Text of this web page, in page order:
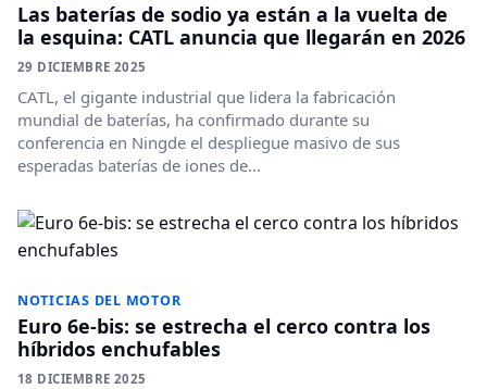
Las baterías de sodio ya están a la vuelta de
la esquina: CATL anuncia que llegarán en 2026
29 DICIEMBRE 2025
CATL, el gigante industrial que lidera la fabricación
mundial de baterías, ha confirmado durante su
conferencia en Ningde el despliegue masivo de sus
esperadas baterías de iones de...
NOTICIAS DEL MOTOR
Euro 6e-bis: se estrecha el cerco contra los
híbridos enchufables
18 DICIEMBRE 2025